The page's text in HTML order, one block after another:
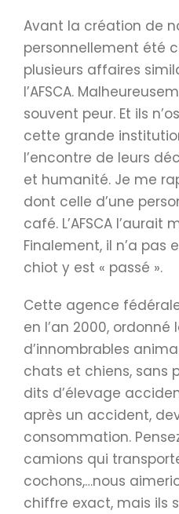
Avant la création de
personnellement été
plusieurs affaires
l’AFSCA.
souvent peur. Et ils
cette grande
l’encontre de leurs
et humanité. Je me
dont celle d’une
café. L’AFSCA
Finalement, il n’a pas
chiot y est « passé ».
Cette agence
en l’an 2000, ordonné
d’innombrables
chats et chiens, sans
dits d’élevage
après un accident,
consommation.
camions qui
cochons,…nous
chiffre exact, mais ils